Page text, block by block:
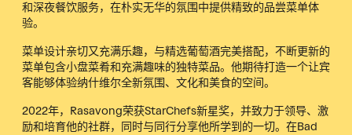
和深夜餐饮服务，在朴实无华的氛围中提供精致的品尝菜单体
验。
菜单设计亲切又充满乐趣，与精选葡萄酒完美搭配，不断更新的
菜单包含小盘菜肴和充满趣味的独特菜品。他期待打造一个让宾
客能够体验纳什维尔全新氛围、文化和美食的空间。
2022年，Rasavong荣获StarChefs新星奖，并致力于领导、激
励和培育他的社群，同时与同行分享他所学到的一切。在Bad